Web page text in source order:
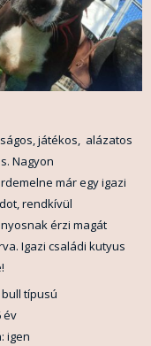
játékos, alázatos
Nagyon
már egy igazi
rendkívül
érzi magát
Igazi családi kutyus
bull típusú
év
igen